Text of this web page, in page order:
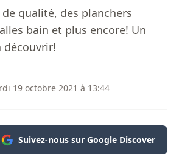
qualité, des planchers
bain et plus encore! Un
découvrir!
19 octobre 2021 à 13:44
Suivez-nous sur Google Discover